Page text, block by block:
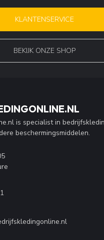
KLANTENSERVICE
BEKIJK ONZE SHOP
is specialist in
beschermingsmiddelen.